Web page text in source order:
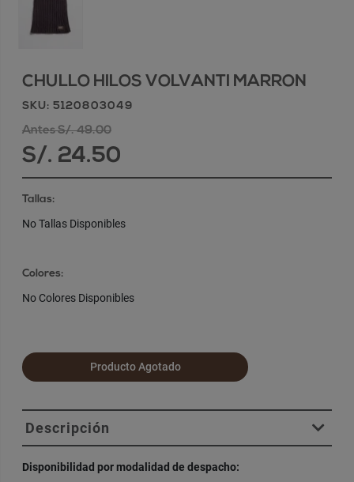
CHULLO HILOS VOLVANTI MARRON
SKU: 5120803049
Antes S/. 49.00
S/. 24.50
Tallas:
No Tallas Disponibles
Colores:
No Colores Disponibles
Producto Agotado
Descripción
Disponibilidad por modalidad de despacho: